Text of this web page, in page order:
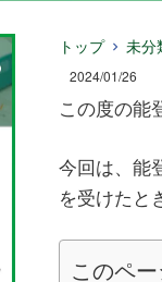
トップ 未分
2024/01/26
この度の能
今回は、能
を受けたと
このペ